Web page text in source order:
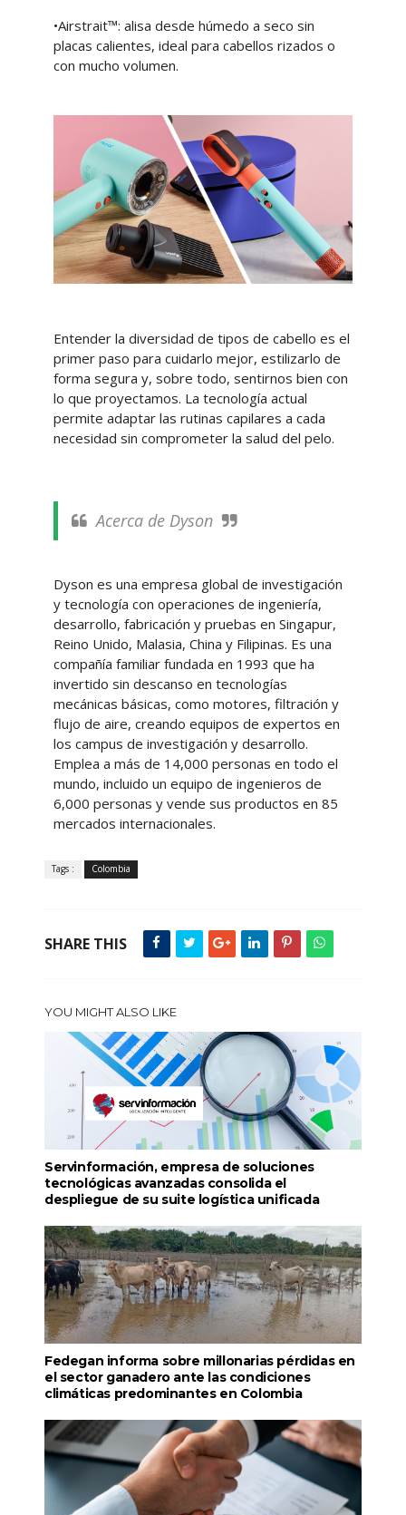
•Airstrait™: alisa desde húmedo a seco sin
placas calientes, ideal para cabellos rizados o
con mucho volumen.
Entender la diversidad de tipos de cabello es el
primer paso para cuidarlo mejor, estilizarlo de
forma segura y, sobre todo, sentirnos bien con
lo que proyectamos. La tecnología actual
permite adaptar las rutinas capilares a cada
necesidad sin comprometer la salud del pelo.
Acerca de Dyson
Dyson es una empresa global de investigación
y tecnología con operaciones de ingeniería,
desarrollo, fabricación y pruebas en Singapur,
Reino Unido, Malasia, China y Filipinas. Es una
compañía familiar fundada en 1993 que ha
invertido sin descanso en tecnologías
mecánicas básicas, como motores, filtración y
flujo de aire, creando equipos de expertos en
los campus de investigación y desarrollo.
Emplea a más de 14,000 personas en todo el
mundo, incluido un equipo de ingenieros de
6,000 personas y vende sus productos en 85
mercados internacionales.
Tags : Colombia
SHARE THIS
YOU MIGHT ALSO LIKE
Servinformación, empresa de soluciones
tecnológicas avanzadas consolida el
despliegue de su suite logística unificada
Fedegan informa sobre millonarias pérdidas en
el sector ganadero ante las condiciones
climáticas predominantes en Colombia